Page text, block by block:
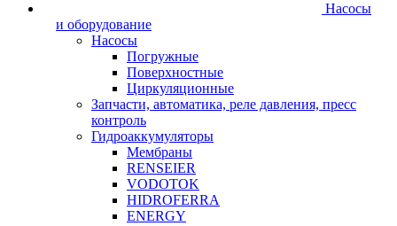
Насосы
и оборудование
Насосы
Погружные
Поверхностные
Циркуляционные
Запчасти, автоматика, реле давления, пресс
контроль
Гидроаккумуляторы
Мембраны
RENSEIER
VODOTOK
HIDROFERRA
ENERGY